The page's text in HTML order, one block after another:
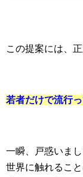
この提案には、
若者だけで流行
一瞬、戸惑いま
世界に触れるこ